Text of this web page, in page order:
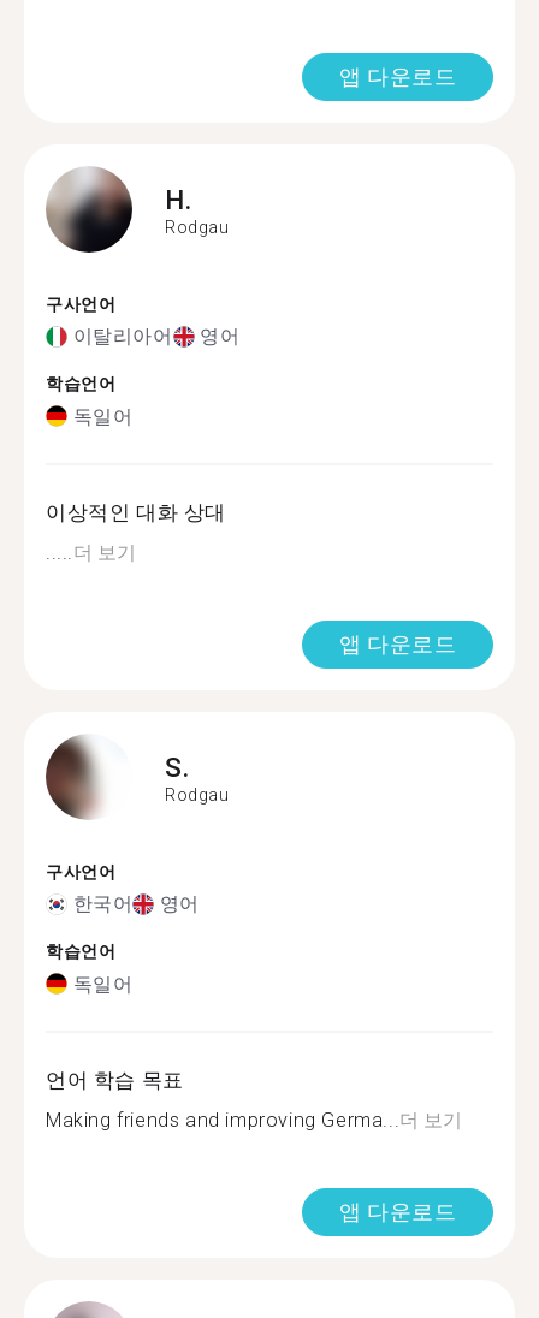
앱 다운로드
H.
Rodgau
구사언어
이탈리아어 영어
학습언어
독일어
이상적인 대화 상대
더 보기
앱 다운로드
S.
Rodgau
구사언어
한국어 영어
학습언어
독일어
언어 학습 목표
Making friends and improving Germa... 더 보기
앱 다운로드